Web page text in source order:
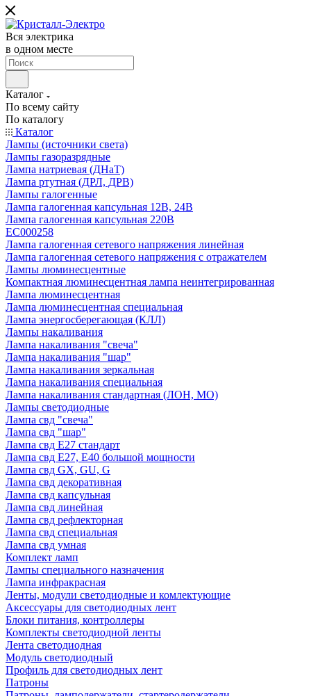
Вся электрика
в одном месте
Каталог
По всему сайту
По каталогу
Каталог
Лампы (источники света)
Лампы газоразрядные
Лампа натриевая (ДНаТ)
Лампа ртутная (ДРЛ, ДРВ)
Лампы галогенные
Лампа галогенная капсульная 12В, 24В
Лампа галогенная капсульная 220В
EC000258
Лампа галогенная сетевого напряжения линейная
Лампа галогенная сетевого напряжения с отражателем
Лампы люминесцентные
Компактная люминесцентная лампа неинтегрированная
Лампа люминесцентная
Лампа люминесцентная специальная
Лампа энергосберегающая (КЛЛ)
Лампы накаливания
Лампа накаливания "свеча"
Лампа накаливания "шар"
Лампа накаливания зеркальная
Лампа накаливания специальная
Лампа накаливания стандартная (ЛОН, МО)
Лампы светодиодные
Лампа свд "свеча"
Лампа свд "шар"
Лампа свд E27 стандарт
Лампа свд E27, Е40 большой мощности
Лампа свд GX, GU, G
Лампа свд декоративная
Лампа свд капсульная
Лампа свд линейная
Лампа свд рефлекторная
Лампа свд специальная
Лампа свд умная
Комплект ламп
Лампы специального назначения
Лампа инфракрасная
Ленты, модули светодиодные и комлектующие
Аксессуары для светодиодных лент
Блоки питания, контроллеры
Комплекты светодиодной ленты
Лента светодиодная
Модуль светодиодный
Профиль для светодиодных лент
Патроны